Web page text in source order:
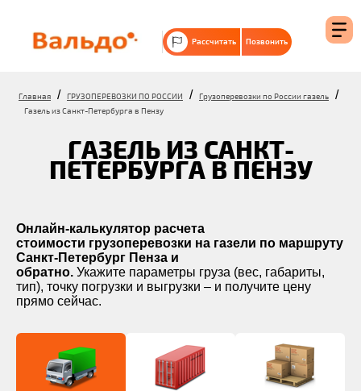
Рассчитать Позвонить
Главная / ГРУЗОПЕРЕВОЗКИ ПО РОССИИ / Грузоперевозки по России газель /
Газель из Санкт-Петербурга в Пензу
ГАЗЕЛЬ ИЗ САНКТ-
ПЕТЕРБУРГА В ПЕНЗУ
Онлайн-калькулятор расчета
стоимости грузоперевозки на газели по маршруту
Санкт-Петербург Пенза и
обратно. Укажите параметры груза (вес, габариты,
тип), точку погрузки и выгрузки – и получите цену
прямо сейчас.